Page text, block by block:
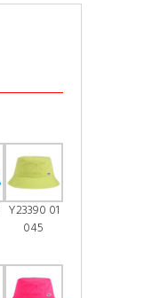
Y23390 01
045